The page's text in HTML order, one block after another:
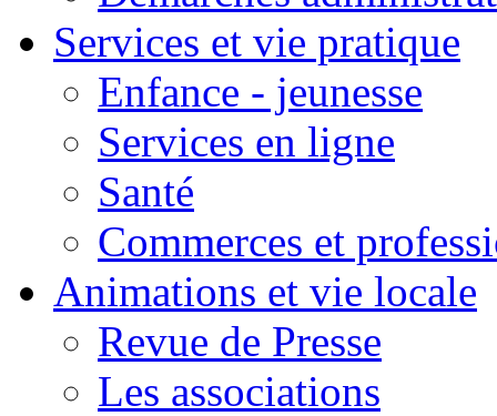
Services et vie pratique
Enfance - jeunesse
Services en ligne
Santé
Commerces et
Animations et vie locale
Revue de Presse
Les associations